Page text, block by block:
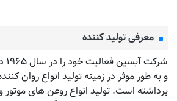
معرفی تولید کننده
و به طور موثر در زمینه تولید انواع روان
برداشته است. تولید انواع روغن های